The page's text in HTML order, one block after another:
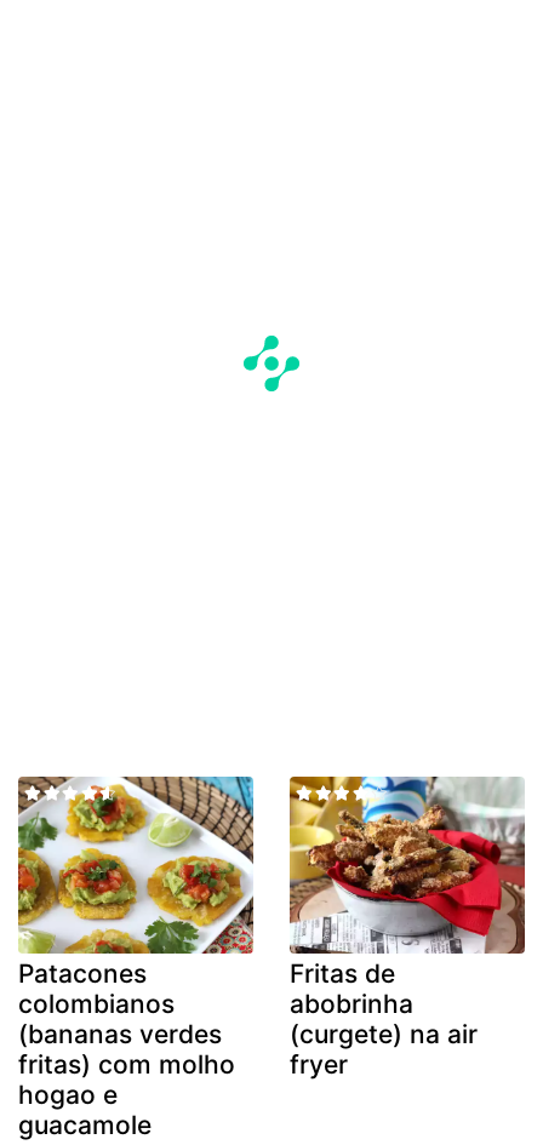
Patacones
colombianos
(bananas verdes
fritas) com molho
hogao e
guacamole
Fritas de
abobrinha
(curgete) na air
fryer